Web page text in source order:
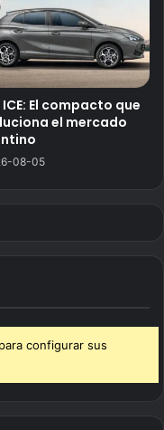
ICE: El compacto que
el mercado
08-05
configurar sus